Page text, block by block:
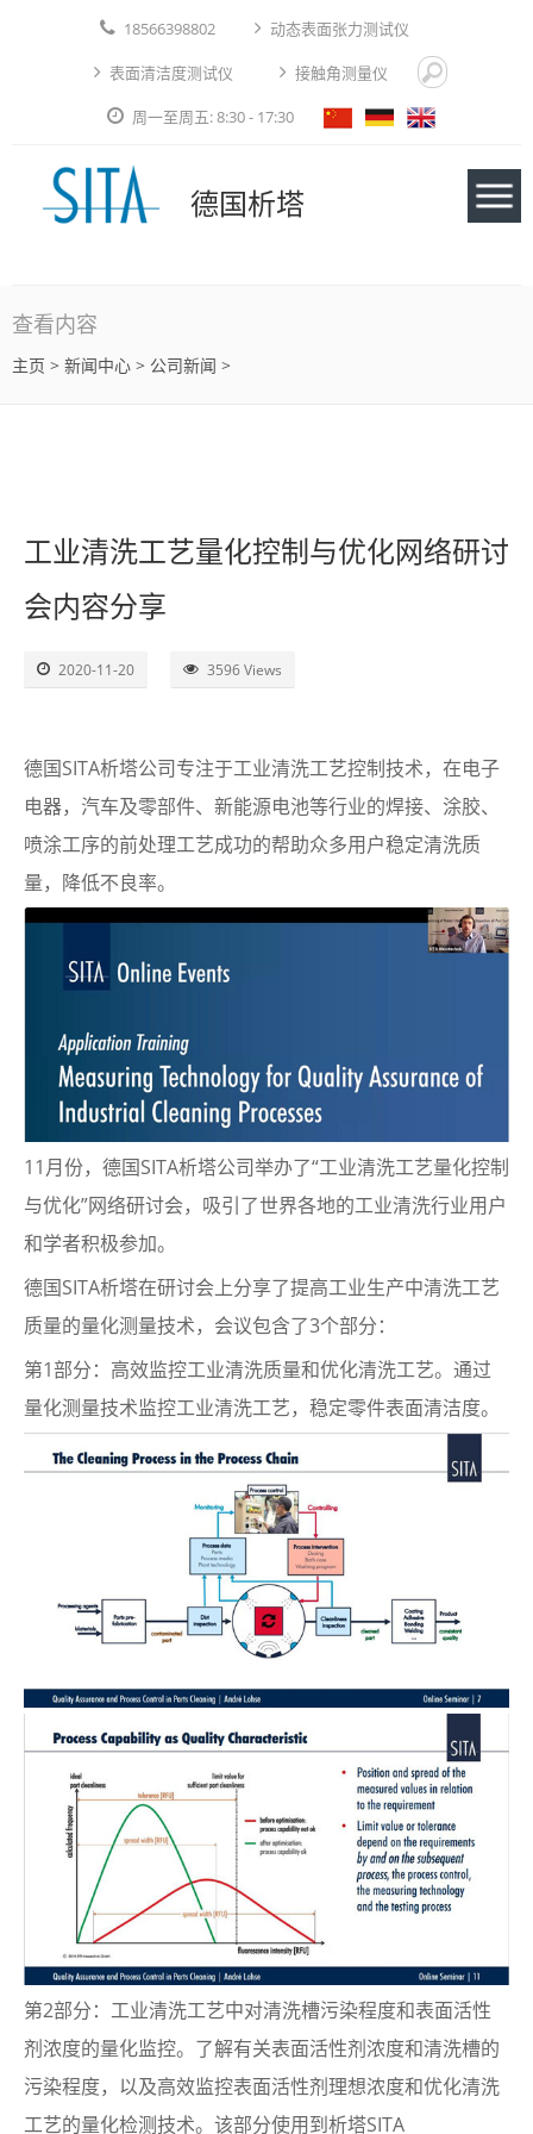
18566398802 动态表面张力测试仪
表面清洁度测试仪 接触角测量仪
周一至周五: 8:30 - 17:30
德国析塔
仪器
应用实例
查看内容
主页 > 新闻中心 > 公司新闻 >
工业清洗工艺量化控制与优化网络研讨
会内容分享
2020-11-20 3596 Views
德国SITA析塔公司专注于工业清洗工艺控制技术，在电子
电器，汽车及零部件、新能源电池等行业的焊接、涂胶、
喷涂工序的前处理工艺成功的帮助众多用户稳定清洗质
量，降低不良率。
11月份，德国SITA析塔公司举办了“工业清洗工艺量化控制
与优化”网络研讨会，吸引了世界各地的工业清洗行业用户
和学者积极参加。
德国SITA析塔在研讨会上分享了提高工业生产中清洗工艺
质量的量化测量技术，会议包含了3个部分：
第1部分：高效监控工业清洗质量和优化清洗工艺。通过
量化测量技术监控工业清洗工艺，稳定零件表面清洁度。
第2部分：工业清洗工艺中对清洗槽污染程度和表面活性
剂浓度的量化监控。了解有关表面活性剂浓度和清洗槽的
污染程度，以及高效监控表面活性剂理想浓度和优化清洗
工艺的量化检测技术。该部分使用到析塔SITA